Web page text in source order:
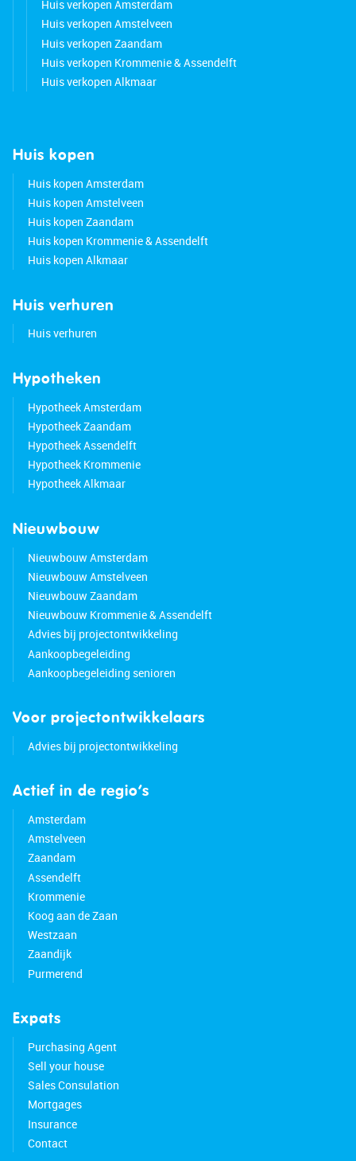
• Can be modernized to your own liking
• Located on a dike
• Entire building painted in 2025
• Gutters replaced in 2024
• Situated near the center
Huis verkopen Amsterdam
Huis verkopen Amstelveen
Huis verkopen Zaandam
Huis verkopen Krommenie & Assendelft
Huis verkopen Alkmaar
Huis kopen
Huis kopen Amsterdam
Huis kopen Amstelveen
Huis kopen Zaandam
Huis kopen Krommenie & Assendelft
Huis kopen Alkmaar
Huis verhuren
Huis verhuren
Hypotheken
Hypotheek Amsterdam
Hypotheek Zaandam
Hypotheek Assendelft
Hypotheek Krommenie
Hypotheek Alkmaar
Nieuwbouw
Nieuwbouw Amsterdam
Nieuwbouw Amstelveen
Nieuwbouw Zaandam
Nieuwbouw Krommenie & Assendelft
Advies bij projectontwikkeling
Aankoopbegeleiding
Aankoopbegeleiding senioren
Voor projectontwikkelaars
Advies bij projectontwikkeling
Actief in de regio’s
Amsterdam
Amstelveen
Zaandam
Assendelft
Krommenie
Koog aan de Zaan
Westzaan
Zaandijk
Purmerend
Expats
Purchasing Agent
Sell your house
Sales Consulation
Mortgages
Insurance
Contact